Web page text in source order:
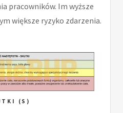
pracowników. Im wyższe
większe ryzyko zdarzenia.
(S)